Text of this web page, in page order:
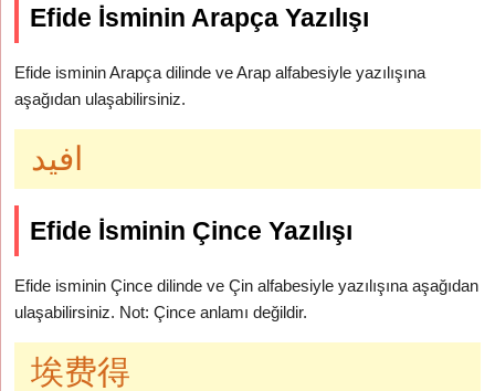
Efide İsminin Arapça Yazılışı
Efide isminin Arapça dilinde ve Arap alfabesiyle yazılışına
aşağıdan ulaşabilirsiniz.
افيد
Efide İsminin Çince Yazılışı
Efide isminin Çince dilinde ve Çin alfabesiyle yazılışına aşağıdan
ulaşabilirsiniz. Not: Çince anlamı değildir.
埃费得